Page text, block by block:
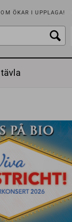
ÖKAR I UPPLAGA!
18 JUN
persilja 2 MAJ